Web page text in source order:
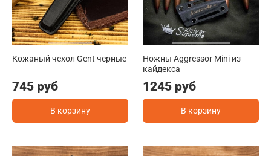
Кожаный чехол Gent черные
745 руб
В корзину
Ножны Aggressor Mini из
кайдекса
1245 руб
В корзину